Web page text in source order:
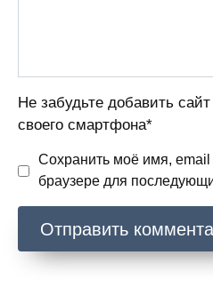
Не забудьте добавить
своего смартфона*
Сохранить моё имя, email
браузере для